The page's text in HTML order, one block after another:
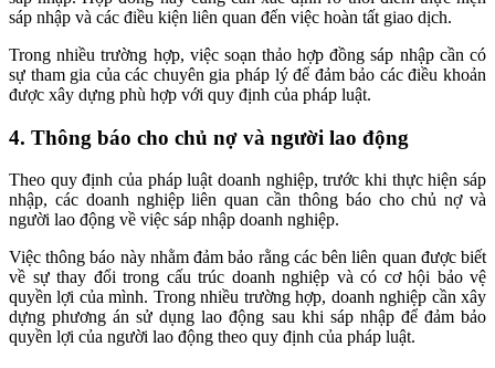
sáp nhập và các điều kiện liên quan đến việc hoàn tất giao dịch.
Trong nhiều trường hợp, việc soạn thảo hợp đồng sáp nhập cần có
sự tham gia của các chuyên gia pháp lý để đảm bảo các điều khoản
được xây dựng phù hợp với quy định của pháp luật.
4. Thông báo cho chủ nợ và người lao động
Theo quy định của pháp luật doanh nghiệp, trước khi thực hiện sáp
nhập, các doanh nghiệp liên quan cần thông báo cho chủ nợ và
người lao động về việc sáp nhập doanh nghiệp.
Việc thông báo này nhằm đảm bảo rằng các bên liên quan được biết
về sự thay đổi trong cấu trúc doanh nghiệp và có cơ hội bảo vệ
quyền lợi của mình. Trong nhiều trường hợp, doanh nghiệp cần xây
dựng phương án sử dụng lao động sau khi sáp nhập để đảm bảo
quyền lợi của người lao động theo quy định của pháp luật.